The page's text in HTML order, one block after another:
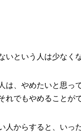
いという人は少なく
は、やめたいと思っ
れでもやめることが
人からすると、いっ